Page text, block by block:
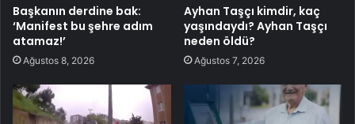
Başkanın derdine bak:
‘Manifest bu şehre adım
atamaz!’
Ağustos 8, 2026
Ayhan Taşçı kimdir, kaç
yaşındaydı? Ayhan Taşçı
neden öldü?
Ağustos 7, 2026